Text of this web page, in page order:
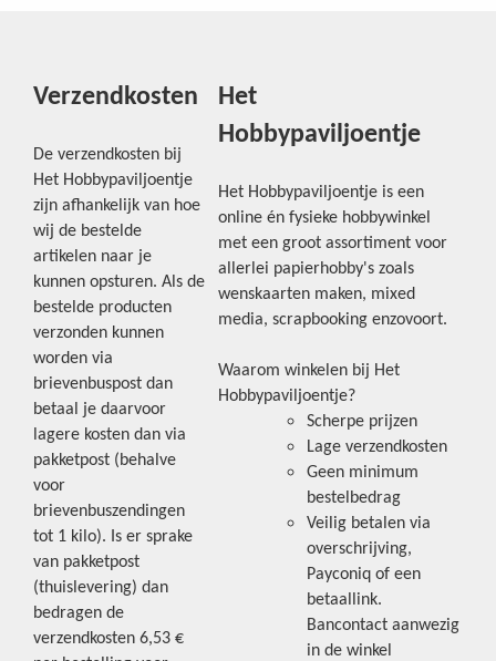
Verzendkosten
De verzendkosten bij
Het Hobbypaviljoentje
zijn afhankelijk van hoe
wij de bestelde
artikelen naar je
kunnen opsturen. Als de
bestelde producten
verzonden kunnen
worden via
brievenbuspost dan
betaal je daarvoor
lagere kosten dan via
pakketpost (behalve
voor
brievenbuszendingen
tot 1 kilo). Is er sprake
van pakketpost
(thuislevering) dan
bedragen de
verzendkosten 6,53 €
Het
Hobbypaviljoentje
Het Hobbypaviljoentje is een
online én fysieke hobbywinkel
met een groot assortiment voor
allerlei papierhobby's zoals
wenskaarten maken, mixed
media, scrapbooking enzovoort.
Waarom winkelen bij Het
Hobbypaviljoentje?
Scherpe prijzen
Lage verzendkosten
Geen minimum
bestelbedrag
Veilig betalen via
overschrijving,
Payconiq of een
betaallink.
Bancontact aanwezig
in de winkel